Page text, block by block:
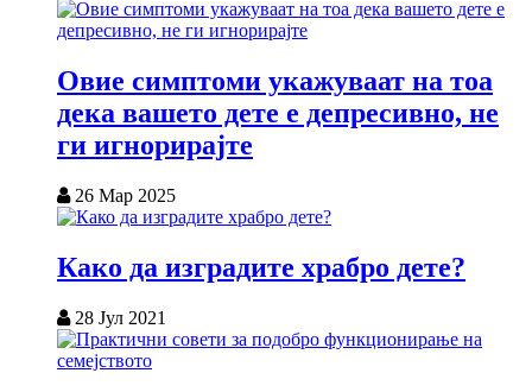
Овие симптоми укажуваат на тоа
дека вашето дете е депресивно, не
ги игнорирајте
26 Мар 2025
Како да изградите храбро дете?
28 Јул 2021